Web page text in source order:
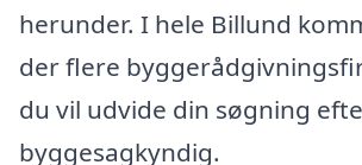
herunder. I hele Billund
der flere
du vil udvide din søgning
byggesagkyndig.